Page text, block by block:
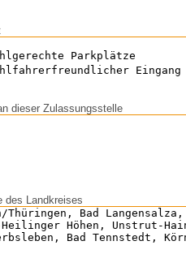
Parkplätze
Eingang
dieser Zulassungsstelle
des Landkreises
Thüringen, Bad
Höhen, Unstrut-
Bad Tennstedt,